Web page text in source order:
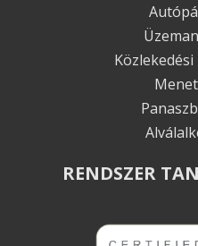
RENDSZER